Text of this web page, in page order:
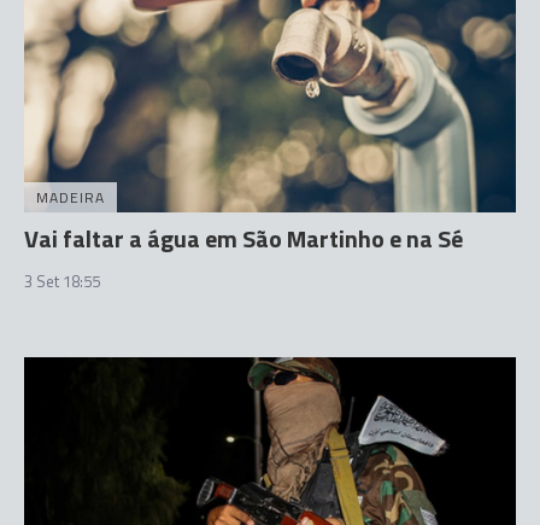
MADEIRA
Vai faltar a água em São Martinho e na Sé
3 Set 18:55